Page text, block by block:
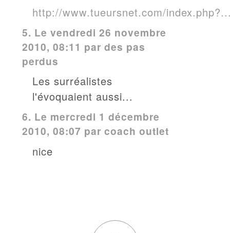
http://www.tueursnet.com/
5. Le vendredi 26 novembre
2010, 08:11 par des pas
perdus
Les surréalistes
l'évoquaient aussi...
6. Le mercredi 1 décembre
2010, 08:07 par coach outlet
nice